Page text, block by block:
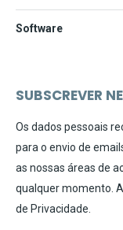
Software
SUBSCREVER
Os dados pessoais
para o envio de
as nossas áreas de
qualquer momento.
de Privacidade